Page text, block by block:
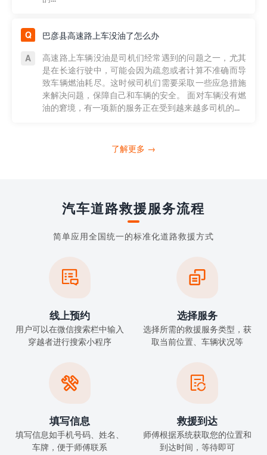
巴彦县高速路上车没油了怎么办
高速路上车辆没油是司机们经常遇到的问题之一，尤其
是在长途行驶中，可能会因为疏忽或者计算不准确而导
致车辆燃油耗尽。这时候司机们需要采取一些应急措施
来解决问题，保障自己和车辆的安全。 面对车辆没有燃
油的窘境，有一项新的服务正在受到越来越多司机的...
了解更多 →
汽车道路救援服务流程
简单应用全国统一的标准化道路救援方式

线上预约
用户可以在微信搜索栏中输入
穿越者进行搜索小程序

选择服务
选择所需的救援服务类型，获
取当前位置、车辆状况等

填写信息
填写信息如手机号码、姓名、
车牌，便于师傅联系

救援到达
师傅根据系统获取您的位置和
到达时间，等待即可